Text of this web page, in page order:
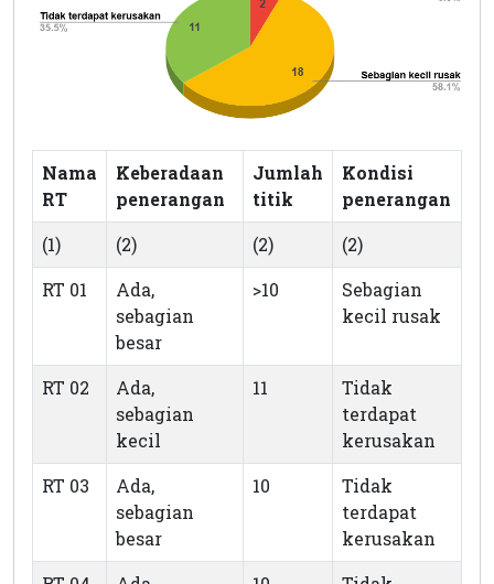
Nama
RT
Keberadaan
penerangan
Jumlah
titik
Kondisi
penerangan
(1)
(2) (2)
(2)
RT 01
Ada,
sebagian
besar
>10
Sebagian
kecil rusak
RT 02
Ada,
sebagian
kecil
11
Tidak
terdapat
kerusakan
RT 03
Ada,
sebagian
besar
10
Tidak
terdapat
kerusakan